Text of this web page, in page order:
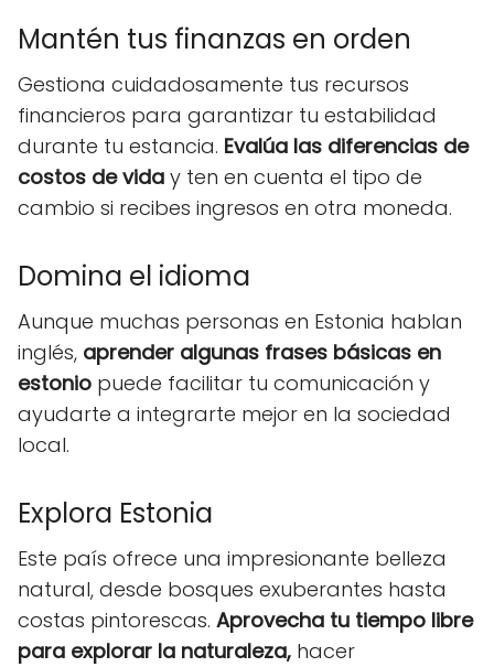
Mantén tus finanzas en orden
Gestiona cuidadosamente tus recursos
financieros para garantizar tu estabilidad
durante tu estancia. Evalúa las diferencias de
costos de vida y ten en cuenta el tipo de
cambio si recibes ingresos en otra moneda.
Domina el idioma
Aunque muchas personas en Estonia hablan
inglés, aprender algunas frases básicas en
estonio puede facilitar tu comunicación y
ayudarte a integrarte mejor en la sociedad
local.
Explora Estonia
Este país ofrece una impresionante belleza
natural, desde bosques exuberantes hasta
costas pintorescas. Aprovecha tu tiempo libre
para explorar la naturaleza, hacer